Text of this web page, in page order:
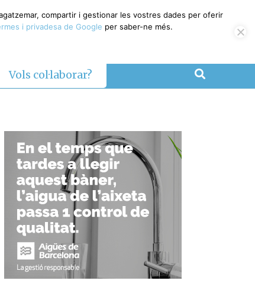
Vols col·laborar?
compartir i gestionar les vostres dades per oferir
i privadesa de Google per saber-ne més.